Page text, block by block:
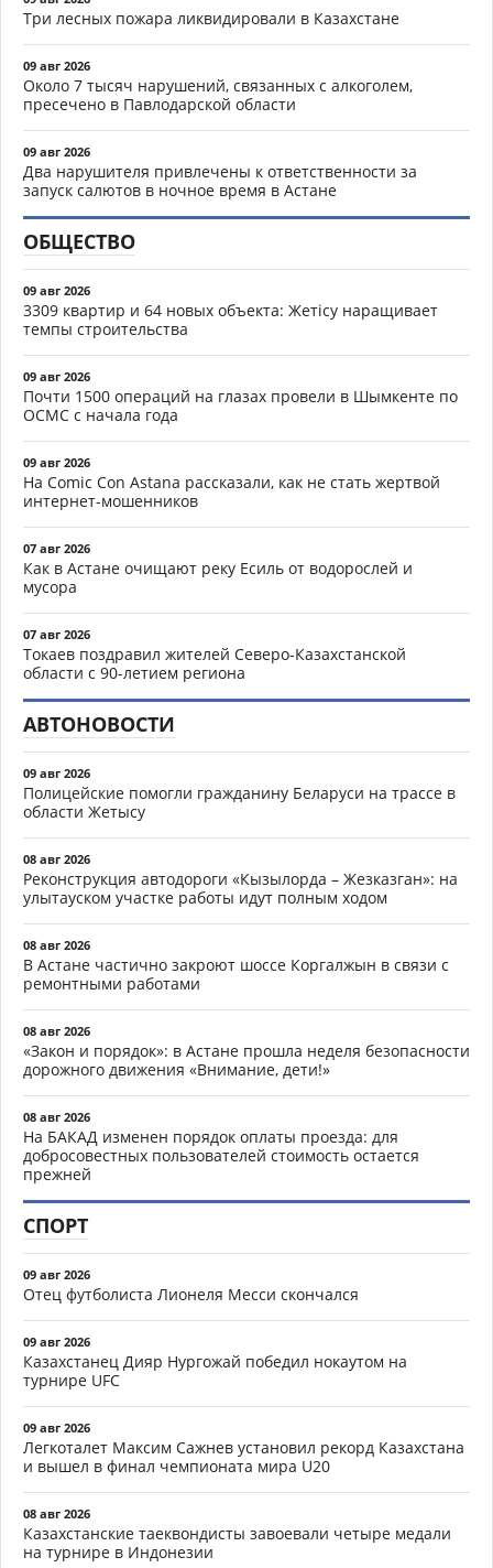
Три лесных пожара ликвидировали в Казахстане
09 авг 2026
Около 7 тысяч нарушений, связанных с алкоголем,
пресечено в Павлодарской области
09 авг 2026
Два нарушителя привлечены к ответственности за
запуск салютов в ночное время в Астане
ОБЩЕСТВО
09 авг 2026
3309 квартир и 64 новых объекта: Жетісу наращивает
темпы строительства
09 авг 2026
Почти 1500 операций на глазах провели в Шымкенте по
ОСМС с начала года
09 авг 2026
На Comic Con Astana рассказали, как не стать жертвой
интернет-мошенников
07 авг 2026
Как в Астане очищают реку Есиль от водорослей и
мусора
07 авг 2026
Токаев поздравил жителей Северо-Казахстанской
области с 90-летием региона
АВТОНОВОСТИ
09 авг 2026
Полицейские помогли гражданину Беларуси на трассе в
области Жетысу
08 авг 2026
Реконструкция автодороги «Кызылорда – Жезказган»: на
улытауском участке работы идут полным ходом
08 авг 2026
В Астане частично закроют шоссе Коргалжын в связи с
ремонтными работами
08 авг 2026
«Закон и порядок»: в Астане прошла неделя безопасности
дорожного движения «Внимание, дети!»
08 авг 2026
На БАКАД изменен порядок оплаты проезда: для
добросовестных пользователей стоимость остается
прежней
СПОРТ
09 авг 2026
Отец футболиста Лионеля Месси скончался
09 авг 2026
Казахстанец Дияр Нургожай победил нокаутом на
турнире UFC
09 авг 2026
Легкоталет Максим Сажнев установил рекорд Казахстана
и вышел в финал чемпионата мира U20
08 авг 2026
Казахстанские таеквондисты завоевали четыре медали
на турнире в Индонезии